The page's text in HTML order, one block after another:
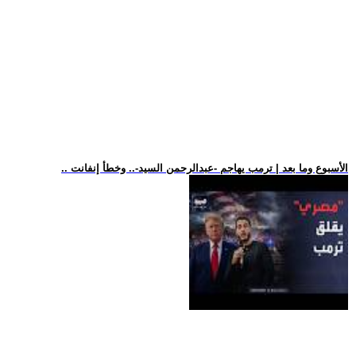
.. الأسبوع وما بعد | ترمب يهاجم -عبدالرحمن السيد-.. وخطأ إنفانت